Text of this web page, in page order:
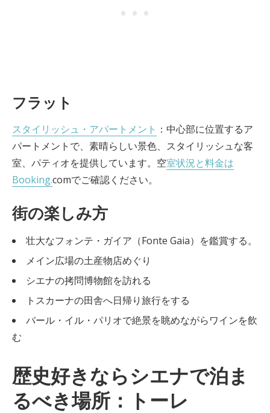
フラット
スタイリッシュ・アパートメント ：中心部に位置するア
パートメントで、素晴らしい景色、スタイリッシュな客
室、パティオを提供しています。空室状況と料金は
Booking.comでご確認ください。
街の楽しみ方
壮大なフォンテ・ガイア（Fonte Gaia）を鑑賞する。
メイン広場の土産物店めぐり
シエナの拷問博物館を訪れる
トスカーナの田舎へ日帰り旅行をする
バール・イル・パリオで絶景を眺めながらワインを飲
む
歴史好きならシエナで泊ま
るべき場所：トーレ